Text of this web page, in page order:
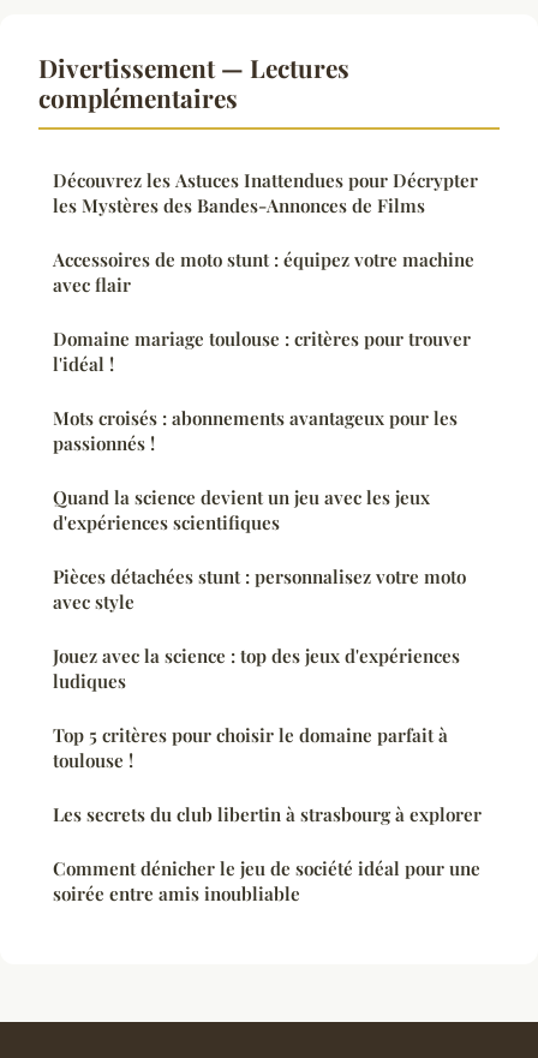
Divertissement — Lectures
complémentaires
Découvrez les Astuces Inattendues pour Décrypter
les Mystères des Bandes-Annonces de Films
Accessoires de moto stunt : équipez votre machine
avec flair
Domaine mariage toulouse : critères pour trouver
l'idéal !
Mots croisés : abonnements avantageux pour les
passionnés !
Quand la science devient un jeu avec les jeux
d'expériences scientifiques
Pièces détachées stunt : personnalisez votre moto
avec style
Jouez avec la science : top des jeux d'expériences
ludiques
Top 5 critères pour choisir le domaine parfait à
toulouse !
Les secrets du club libertin à strasbourg à explorer
Comment dénicher le jeu de société idéal pour une
soirée entre amis inoubliable